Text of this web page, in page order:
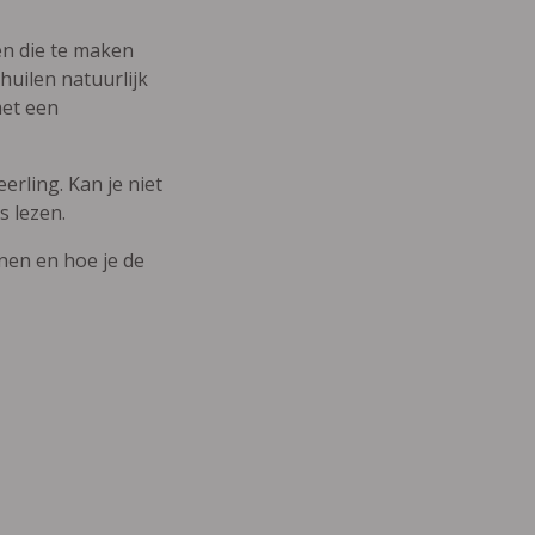
die te maken
natuurlijk
een
Kan je niet
lezen.
en hoe je de